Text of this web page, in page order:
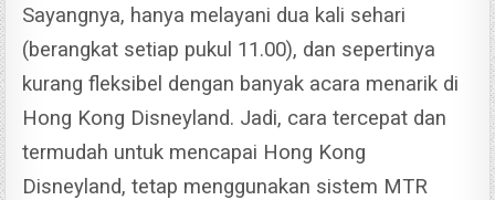
Sayangnya, hanya melayani dua kali sehari
(berangkat setiap pukul 11.00), dan sepertinya
kurang fleksibel dengan banyak acara menarik di
Hong Kong Disneyland. Jadi, cara tercepat dan
termudah untuk mencapai Hong Kong
Disneyland, tetap menggunakan sistem MTR